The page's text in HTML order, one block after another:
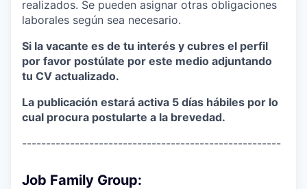
realizados. Se pueden asignar otras obligaciones
laborales según sea necesario.
Si la vacante es de tu interés y cubres el perfil
por favor postúlate por este medio adjuntando
tu CV actualizado.
La publicación estará activa 5 días hábiles por lo
cual procura postularte a la brevedad.
------------------------------------------------------
Job Family Group: